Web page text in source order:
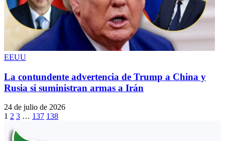
EEUU
La contundente advertencia de Trump a China y
Rusia si suministran armas a Irán
24 de julio de 2026
1 2 3 … 137 138